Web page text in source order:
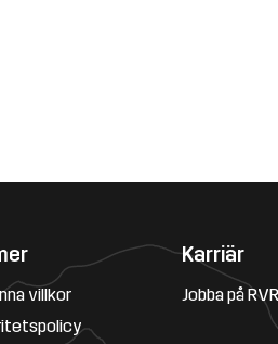
villkor
Karriär
Jobba på